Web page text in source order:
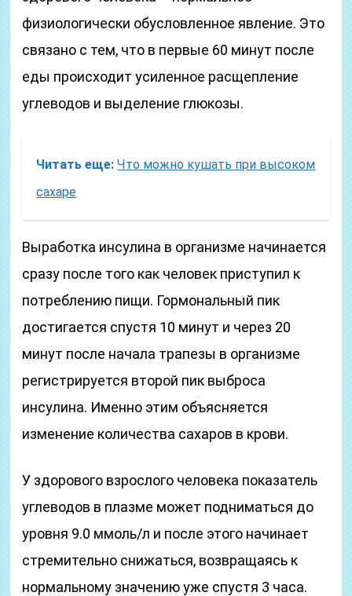
физиологически обусловленное явление. Это
связано с тем, что в первые 60 минут после
еды происходит усиленное расщепление
углеводов и выделение глюкозы.
Читать еще: Что можно кушать при высоком
сахаре
Выработка инсулина в организме начинается
сразу после того как человек приступил к
потреблению пищи. Гормональный пик
достигается спустя 10 минут и через 20
минут после начала трапезы в организме
регистрируется второй пик выброса
инсулина. Именно этим объясняется
изменение количества сахаров в крови.
У здорового взрослого человека показатель
углеводов в плазме может подниматься до
уровня 9.0 ммоль/л и после этого начинает
стремительно снижаться, возвращаясь к
нормальному значению уже спустя 3 часа.